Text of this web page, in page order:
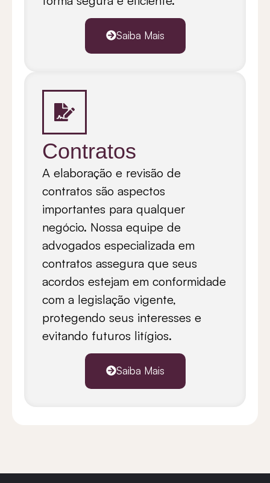
Saiba Mais
Contratos
A elaboração e revisão de
contratos são aspectos
importantes para qualquer
negócio. Nossa equipe de
advogados especializada em
contratos assegura que seus
acordos estejam em conformidade
com a legislação vigente,
protegendo seus interesses e
evitando futuros litígios.
Saiba Mais